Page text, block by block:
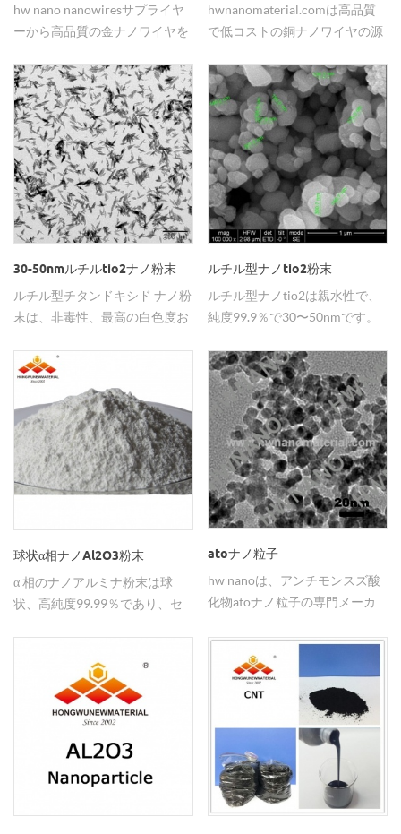
hw nano nanowiresサプライヤ
ーから高品質の金ナノワイヤを
hwnanomaterial.comは高品質
で低コストの銅ナノワイヤの源
30-50nmルチルtio2ナノ粉末
ルチル型チタンドキシド ナノ粉
末は、非毒性、最高の白色度お
リームの製造に適用されます。
ルチル型ナノtio2粉末
ルチル型ナノtio2は親水性で、
純度99.9％で30〜50nmです。
球状α相ナノAl2O3粉末
α 相のナノアルミナ粉末は球
状、高純度99.99％であり、セ
atoナノ粒子
hw nanoは、アンチモンスズ酸
化物atoナノ粒子の専門メーカ